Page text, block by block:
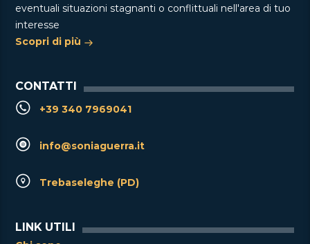
eventuali situazioni stagnanti o conflittuali nell'area di tuo
interesse
Scopri di più
CONTATTI
+39 340 7969041
info@soniaguerra.it
Trebaseleghe (PD)
LINK UTILI